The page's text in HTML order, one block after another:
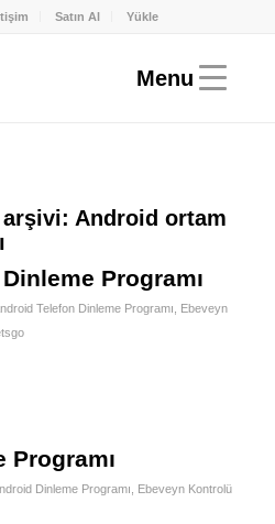
Satın Al Yükle
Android ortam
Programı
Telefon Dinleme Programı
Ebeveyn
Programı
Dinleme Programı
Ebeveyn Kontrolü